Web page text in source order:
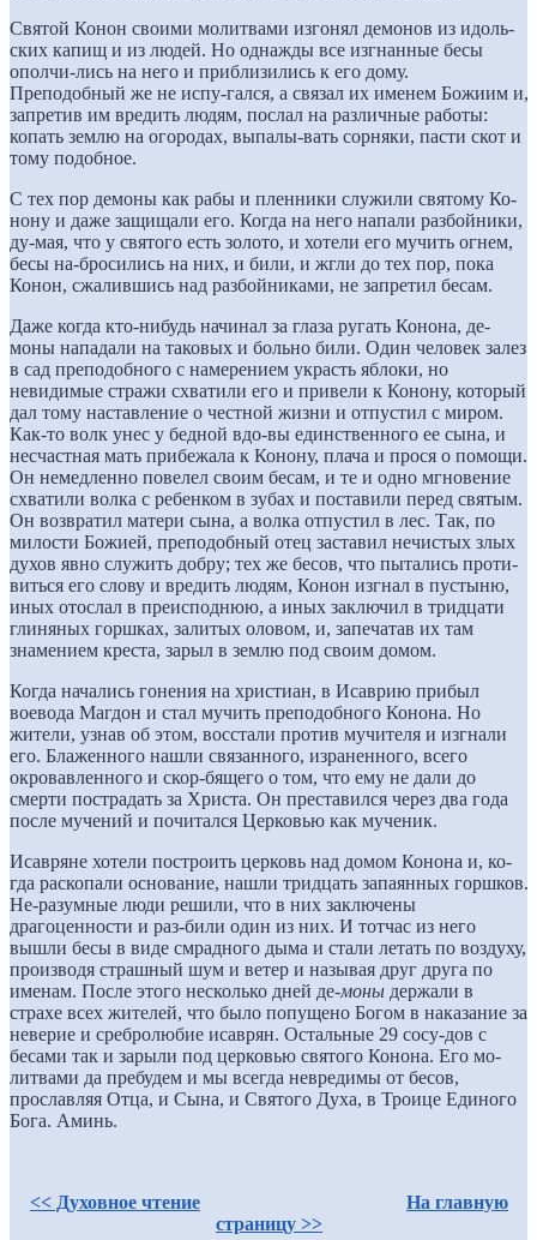
Святой Конон своими молитвами изгонял демонов из идоль-
ских капищ и из людей. Но однажды все изгнанные бесы
ополчи-лись на него и приблизились к его дому.
Преподобный же не испу-гался, а связал их именем Божиим и,
запретив им вредить людям, послал на различные работы:
копать землю на огородах, выпалы-вать сорняки, пасти скот и
тому подобное.
С тех пор демоны как рабы и пленники служили святому Ко-
нону и даже защищали его. Когда на него напали разбойники,
ду-мая, что у святого есть золото, и хотели его мучить огнем,
бесы на-бросились на них, и били, и жгли до тех пор, пока
Конон, сжалившись над разбойниками, не запретил бесам.
Даже когда кто-нибудь начинал за глаза ругать Конона, де-
моны нападали на таковых и больно били. Один человек залез
в сад преподобного с намерением украсть яблоки, но
невидимые стражи схватили его и привели к Конону, который
дал тому наставление о честной жизни и отпустил с миром.
Как-то волк унес у бедной вдо-вы единственного ее сына, и
несчастная мать прибежала к Конону, плача и прося о помощи.
Он немедленно повелел своим бесам, и те и одно мгновение
схватили волка с ребенком в зубах и поставили перед святым.
Он возвратил матери сына, а волка отпустил в лес. Так, по
милости Божией, преподобный отец заставил нечистых злых
духов явно служить добру; тех же бесов, что пытались проти-
виться его слову и вредить людям, Конон изгнал в пустыню,
иных отослал в преисподнюю, а иных заключил в тридцати
глиняных горшках, залитых оловом, и, запечатав их там
знамением креста, зарыл в землю под своим домом.
Когда начались гонения на христиан, в Исаврию прибыл
воевода Магдон и стал мучить преподобного Конона. Но
жители, узнав об этом, восстали против мучителя и изгнали
его. Блаженного нашли связанного, израненного, всего
окровавленного и скор-бящего о том, что ему не дали до
смерти пострадать за Христа. Он преставился через два года
после мучений и почитался Церковью как мученик.
Исавряне хотели построить церковь над домом Конона и, ко-
гда раскопали основание, нашли тридцать запаянных горшков.
Не-разумные люди решили, что в них заключены
драгоценности и раз-били один из них. И тотчас из него
вышли бесы в виде смрадного дыма и стали летать по воздуху,
производя страшный шум и ветер и называя друг друга по
именам. После этого несколько дней де-моны держали в
страхе всех жителей, что было попущено Богом в наказание за
неверие и сребролюбие исаврян. Остальные 29 сосу-дов с
бесами так и зарыли под церковью святого Конона. Его мо-
литвами да пребудем и мы всегда невредимы от бесов,
прославляя Отца, и Сына, и Святого Духа, в Троице Единого
Бога. Аминь.
<< Духовное чтение
На главную
страницу >>